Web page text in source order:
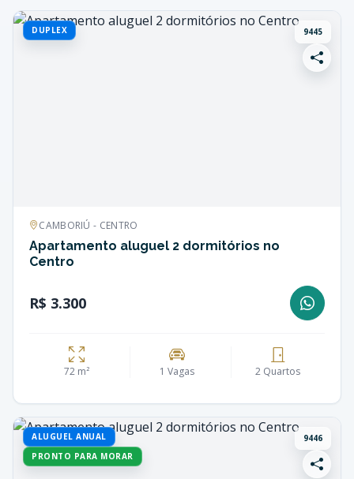
DUPLEX 9445
CAMBORIÚ - CENTRO
Apartamento aluguel 2 dormitórios no
Centro
R$ 3.300
72 m² 1 Vagas 2 Quartos
ALUGUEL ANUAL
PRONTO PARA MORAR
9446